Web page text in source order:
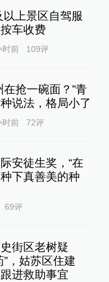
上景区自驾服
车收费
时前 109评
在抢一碗面？”青
说法，格局小了
时前 72评
安徒生奖，“在
下真善美的种
69评
街区老树疑
”，姑苏区住建
进救助事宜